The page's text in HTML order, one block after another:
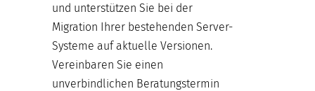
und unterstützen Sie bei der
Migration Ihrer bestehenden Server-
Systeme auf aktuelle Versionen.
Vereinbaren Sie einen
unverbindlichen Beratungstermin